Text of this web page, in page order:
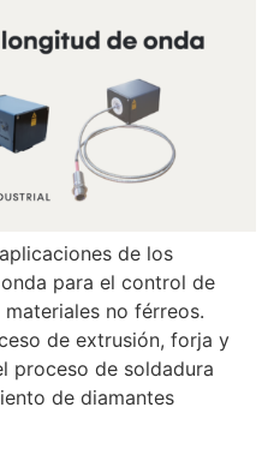
de los
para el control de
no férreos.
de extrusión, forja y
proceso de soldadura
de diamantes